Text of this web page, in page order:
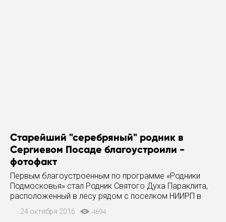
Старейший "серебряный" родник в
Сергиевом Посаде благоустроили -
фотофакт
Первым благоустроенным по программе «Родники
Подмосковья» стал Родник Святого Духа Параклита,
расположенный в лесу рядом с поселком НИИРП в
Сергиевом Посаде. Сегодня его
торжественно открыли. На мероприятии
24 октября 2016 4694